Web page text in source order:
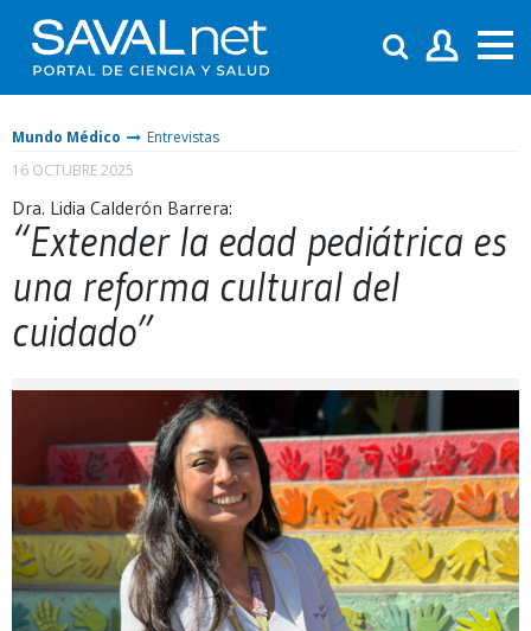
Mundo Médico
Entrevistas
16 OCTUBRE 2025
Dra. Lidia Calderón Barrera:
“Extender la edad pediátrica es
una reforma cultural del
cuidado”